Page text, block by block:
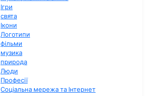
Ігри
свята
Ікони
Логотипи
фільми
музика
природа
Люди
Професії
Соціальна мережа та Інтернет